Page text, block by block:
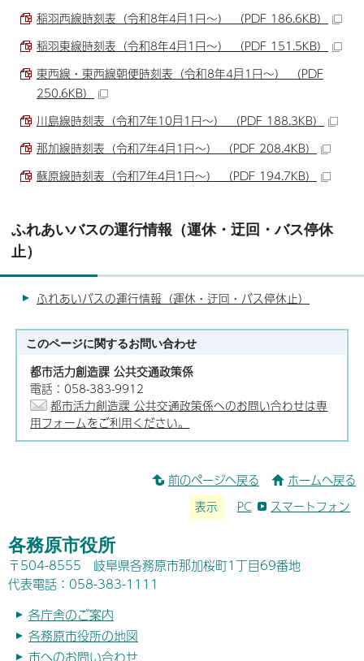
稲羽西線時刻表（令和8年4月1日～） （PDF 186.6KB）
稲羽東線時刻表（令和8年4月1日～） （PDF 151.5KB）
東西線・東西線朝便時刻表（令和8年4月1日～） （PDF
250.6KB）
川島線時刻表（令和7年10月1日～） （PDF 188.3KB）
那加線時刻表（令和7年4月1日～） （PDF 208.4KB）
蘇原線時刻表（令和7年4月1日～） （PDF 194.7KB）
ふれあいバスの運行情報（運休・迂回・バス停休
止）
ふれあいバスの運行情報（運休・迂回・バス停休止）
このページに関するお問い合わせ
都市活力創造課 公共交通政策係
電話：058-383-9912
都市活力創造課 公共交通政策係へのお問い合わせは専
用フォームをご利用ください。
前のページへ戻る ホームへ戻る
表示 PC スマートフォン
各務原市役所
〒504-8555 岐阜県各務原市那加桜町1丁目69番地
代表電話：058-383-1111
各庁舎のご案内
各務原市役所の地図
市へのお問い合わせ